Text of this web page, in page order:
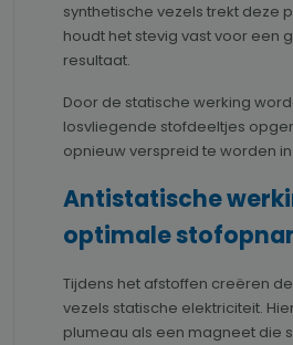
synthetische vezels trekt deze
houdt het stevig vast voor een
resultaat.
Door de statische werking
losvliegende stofdeeltjes
opnieuw verspreid te worden
Antistatische
optimale
Tijdens het afstoffen creëren
vezels statische elektriciteit.
plumeau als een magneet die